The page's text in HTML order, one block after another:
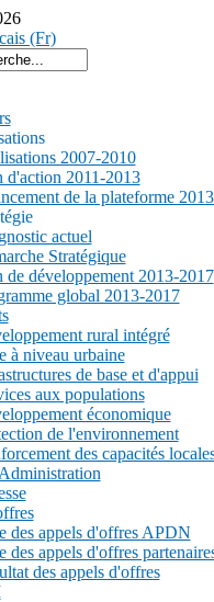
2007-2010
d'action 2011-2013
de la plateforme
actuel
Stratégique
de développement 2013-2017
global 2013-2017
rural intégré
à niveau urbaine
de base et d'appui
aux populations
économique
de l'environnement
des capacités
des appels d'offres APDN
des appels d'offres
des appels d'offres